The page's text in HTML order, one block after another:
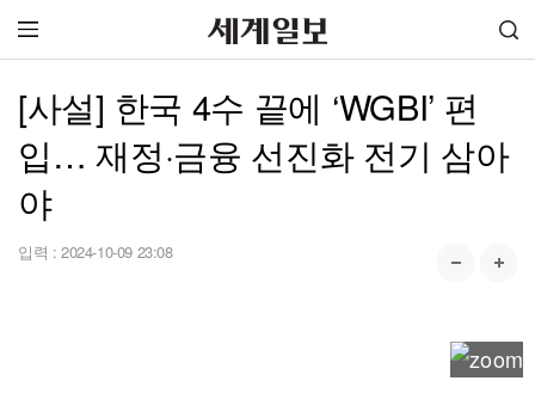
[사설] 한국 4수 끝에 ‘WGBI’ 편
입… 재정·금융 선진화 전기 삼아
야
입력 : 2024-10-09 23:08